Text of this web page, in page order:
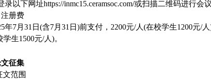
录以下网址https://inmc15.ceramsoc.com/或扫描二维码进行会
注册费
年7月31日(含7月31日)前支付，2200元/人(在校学生1200元/
学生1500元/人)。
征集
文范围